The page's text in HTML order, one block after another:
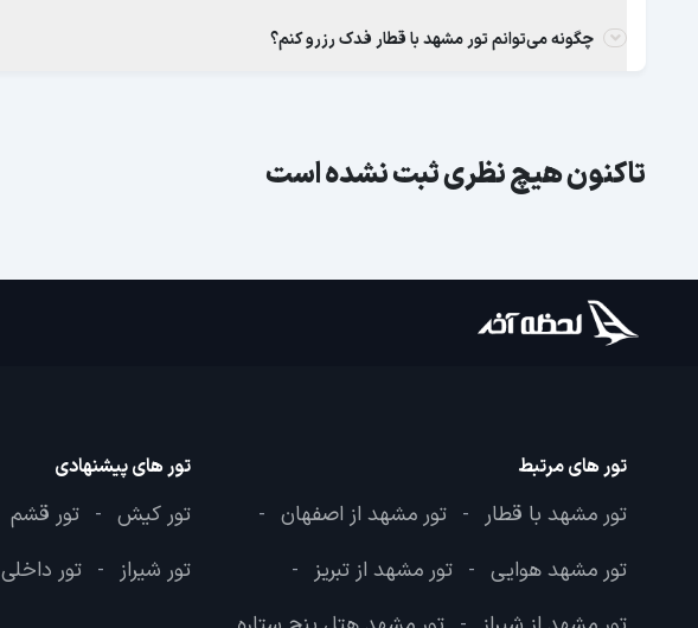
چگونه می‌توانم تور مشهد با قطار فدک رزرو کنم؟
تاکنون هیچ نظری ثبت نشده است
تور های مرتبط
تور مشهد با قطار - تور مشهد از اصفهان -
تور مشهد هوایی - تور مشهد از تبریز -
تور های پیشنهادی
تور کیش - تور قشم
تور شیراز - تور داخلی